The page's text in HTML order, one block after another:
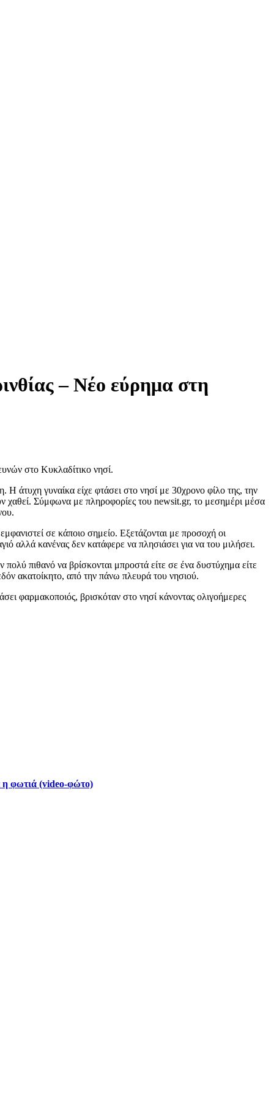
– Νέο εύρημα στη
στο Κυκλαδίτικο νησί.
άτυχη γυναίκα είχε φτάσει στο νησί με 30χρονο φίλο της, την
χαθεί. Σύμφωνα με πληροφορίες του newsit.gr, το μεσημέρι μέσα
σε κάποιο σημείο. Εξετάζονται με προσοχή οι
αλλά κανένας δεν κατάφερε να πλησιάσει για να του μιλήσει.
πολύ πιθανό να βρίσκονται μπροστά είτε σε ένα δυστύχημα είτε
ακατοίκητο, από την πάνω πλευρά του νησιού.
φαρμακοποιός, βρισκόταν στο νησί κάνοντας ολιγοήμερες
η φωτιά (video-φώτο)